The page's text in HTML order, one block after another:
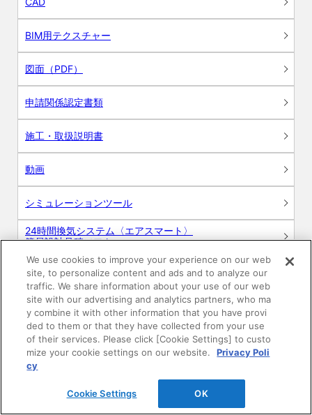
BIM用テクスチャー
図面（PDF）
申請関係認定書類
施工・取扱説明書
動画
シミュレーションツール
24時間換気システム〈エアスマート〉
簡易設計見積ソフト
R&Dセンター環境測定・分析サービス
商品マスター申し込み
このWEBサイトについて
We use cookies to improve your experience on our web
site, to personalize content and ads and to analyze our
traffic. We share information about your use of our web
site with our advertising and analytics partners, who ma
y combine it with other information that you have provi
ded to them or that they have collected from your use
of their services. Please click [Cookie Settings] to custo
mize your cookie settings on our website.
Privacy Poli
cy
Cookie Settings OK